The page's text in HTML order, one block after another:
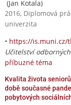
(Jan Kotala)
2016, Diplomová
univerzita
• https://is.muni.cz/
Učitelství
příbuzné téma
Kvalita života
době současné
pobytových